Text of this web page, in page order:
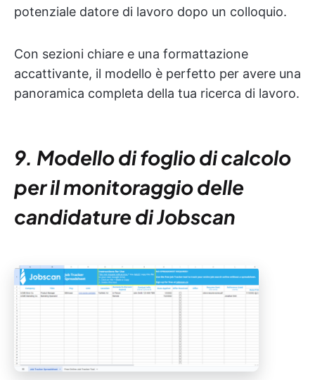
potenziale datore di lavoro dopo un colloquio.
Con sezioni chiare e una formattazione
accattivante, il modello è perfetto per avere una
panoramica completa della tua ricerca di lavoro.
9. Modello di foglio di calcolo
per il monitoraggio delle
candidature di Jobscan